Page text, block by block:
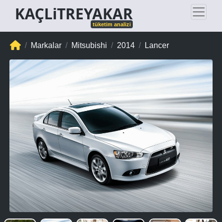
KAÇLiTREYAKAR
tüketim analizi
Markalar Mitsubishi 2014 Lancer